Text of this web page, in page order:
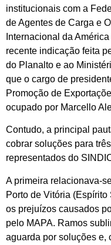
institucionais com a
de Agentes de Carga e
Internacional da
recente indicação feita
do Planalto e ao
que o cargo de
Promoção de
ocupado por Marcello
Contudo, a principal
cobrar soluções para
representados do
A primeira relacionava-
Porto de Vitória
os prejuízos causados
pelo MAPA. Ramos
aguarda por soluções e,